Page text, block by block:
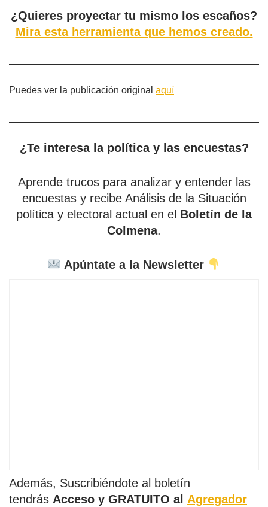
¿Quieres proyectar tu mismo los escaños?
Mira esta herramienta que hemos creado.
Puedes ver la publicación original aquí
¿Te interesa la política y las encuestas?
Aprende trucos para analizar y entender las
encuestas y recibe Análisis de la Situación
política y electoral actual en el Boletín de la
Colmena.
Apúntate a la Newsletter
Además, Suscribiéndote al boletín
tendrás Acceso y GRATUITO al Agregador